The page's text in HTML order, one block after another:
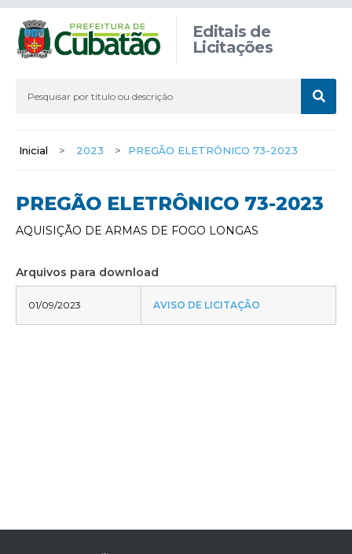
Editais de
Licitações
Inicial > 2023 > PREGÃO ELETRÔNICO 73-2023
PREGÃO ELETRÔNICO 73-2023
AQUISIÇÃO DE ARMAS DE FOGO LONGAS
Arquivos para download
01/09/2023 AVISO DE LICITAÇÃO